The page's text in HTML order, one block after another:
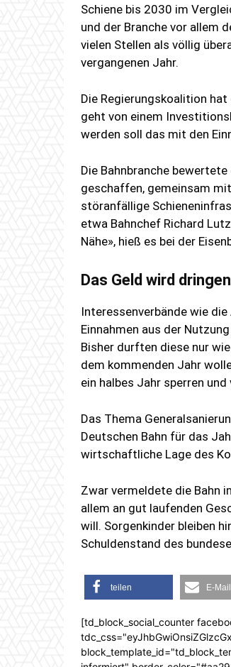
Schiene bis 2030 im
und der Branche vor allem
vielen Stellen als völlig
vergangenen Jahr.
Die Regierungskoalition
geht von einem
werden soll das mit den
Die Bahnbranche
geschaffen, gemeinsam
störanfällige
etwa Bahnchef Richard
Nähe», hieß es bei der
Das Geld wird
Interessenverbände wie
Einnahmen aus der
Bisher durften diese nur
dem kommenden Jahr
ein halbes Jahr sperren
Das Thema
Deutschen Bahn für das
wirtschaftliche Lage des
Zwar vermeldete die Bahn
allem an gut laufenden
will. Sorgenkinder bleiben
Schuldenstand des
teilen E-Mail
[td_block_social_counter